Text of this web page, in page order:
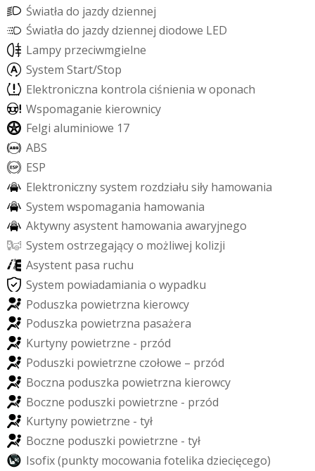
Światła do jazdydziennej
Światła do jazdydziennej diodowe LED
Lampy przeciwmgielne
System Start/Stop
Elektroniczna kontrola ciśnienia woponach
Wspomaganie kierownicy
Felgi aluminiowe 17
ABS
ESP
Elektronicznysystem rozdziału siły hamowania
System wspomagania hamowania
Aktywnyasystent hamowania awaryjnego
System ostrzegającyo możliwej kolizji
Asystent pasa ruchu
System powiadamiania o wypadku
Poduszka powietrzna kierowcy
Poduszka powietrzna pasażera
Kurtyny powietrzne - przód
Poduszki powietrzne czołowe – przód
Boczna poduszka powietrzna kierowcy
Boczne poduszki powietrzne - przód
Kurtyny powietrzne - tył
Boczne poduszki powietrzne - tył
Isofix(punkty mocowania fotelika dziecięcego)